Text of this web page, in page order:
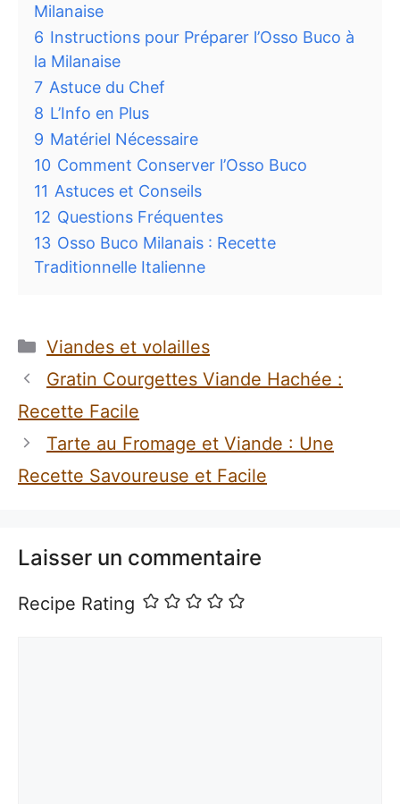
Milanaise
6 Instructions pour Préparer l’Osso Buco à
la Milanaise
7 Astuce du Chef
8 L’Info en Plus
9 Matériel Nécessaire
10 Comment Conserver l’Osso Buco
11 Astuces et Conseils
12 Questions Fréquentes
13 Osso Buco Milanais : Recette
Traditionnelle Italienne
Catégories
Viandes et volailles
Gratin Courgettes Viande Hachée :
Recette Facile
Tarte au Fromage et Viande : Une
Recette Savoureuse et Facile
Laisser un commentaire
Recipe Rating